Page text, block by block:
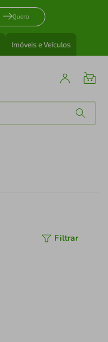
Quero
Imóveis e Veículos
Filtrar